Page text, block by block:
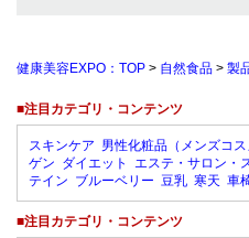
健康美容EXPO：TOP > 自然食品 > 製
■注目カテゴリ・コンテンツ
スキンケア 男性化粧品（メンズコス
ゲン ダイエット エステ・サロン・
テイン ブルーベリー 豆乳 寒天 車
■注目カテゴリ・コンテンツ